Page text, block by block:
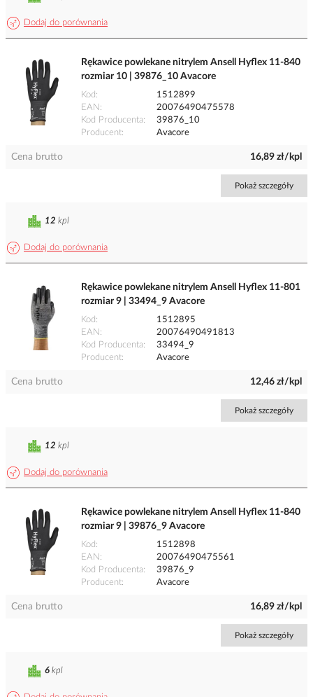
Dodaj do porównania
Rękawice powlekane nitrylem Ansell Hyflex 11-840
rozmiar 10 | 39876_10 Avacore
Kod
1512899
EAN
20076490475578
Kod Producenta
39876_10
Producent
Avacore
Cena brutto 16,89 zł/kpl
Pokaż szczegóły
Dodaj do porównania
12 kpl
Rękawice powlekane nitrylem Ansell Hyflex 11-801
rozmiar 9 | 33494_9 Avacore
Kod
1512895
EAN
20076490491813
Kod Producenta
33494_9
Producent
Avacore
Cena brutto 12,46 zł/kpl
Pokaż szczegóły
Dodaj do porównania
12 kpl
Rękawice powlekane nitrylem Ansell Hyflex 11-840
rozmiar 9 | 39876_9 Avacore
Kod
1512898
EAN
20076490475561
Kod Producenta
39876_9
Producent
Avacore
Cena brutto 16,89 zł/kpl
Pokaż szczegóły
6 kpl